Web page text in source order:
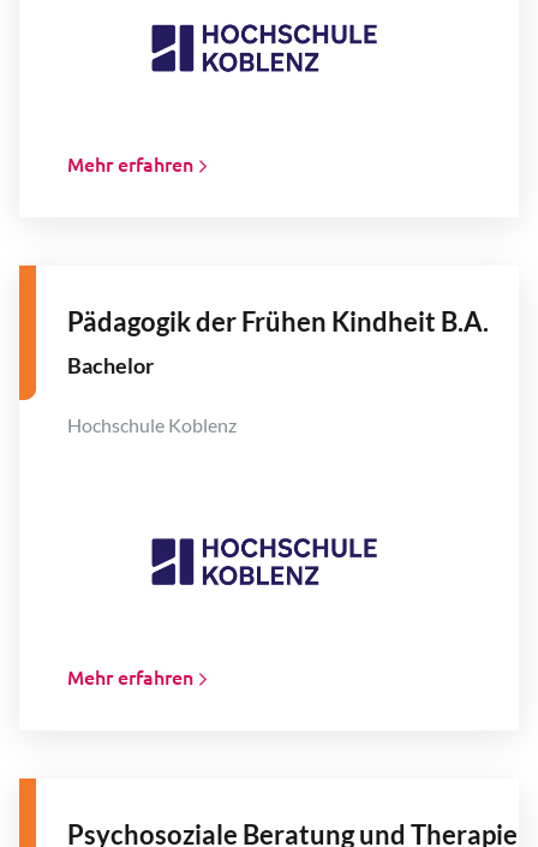
Mehr erfahren
Pädagogik der Frühen Kindheit B.A.
Bachelor
Hochschule Koblenz
Mehr erfahren
Psychosoziale Beratung und Therapie